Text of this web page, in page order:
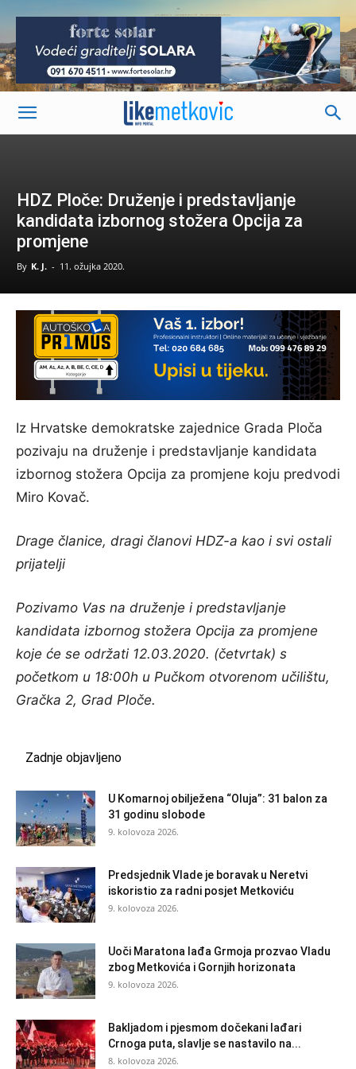
-
HDZ Ploče: Druženje i predstavljanje
kandidata izbornog stožera Opcija za
promjene
By K. J. - 11. ožujka 2020.
Iz Hrvatske demokratske zajednice Grada Ploča
pozivaju na druženje i predstavljanje kandidata
izbornog stožera Opcija za promjene koju predvodi
Miro Kovač.
Drage članice, dragi članovi HDZ-a kao i svi ostali
prijatelji
Pozivamo Vas na druženje i predstavljanje
kandidata izbornog stožera Opcija za promjene
koje će se održati 12.03.2020. (četvrtak) s
početkom u 18:00h u Pučkom otvorenom učilištu,
Gračka 2, Grad Ploče.
Zadnje objavljeno
U Komarnoj obilježena “Oluja”: 31 balon za
31 godinu slobode
9. kolovoza 2026.
Predsjednik Vlade je boravak u Neretvi
iskoristio za radni posjet Metkoviću
9. kolovoza 2026.
Uoči Maratona lađa Grmoja prozvao Vladu
zbog Metkovića i Gornjih horizonata
9. kolovoza 2026.
Bakljadom i pjesmom dočekani lađari
Crnoga puta, slavlje se nastavilo na...
8. kolovoza 2026.